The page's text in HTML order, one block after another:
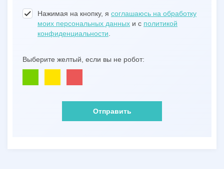
Нажимая на кнопку, я соглашаюсь на обработку
моих персональных данных и с политикой
конфиденциальности
Выберите желтый, если вы не робот:
Отправить